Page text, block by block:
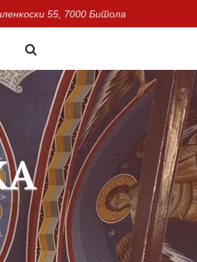
55, 7000 Битола